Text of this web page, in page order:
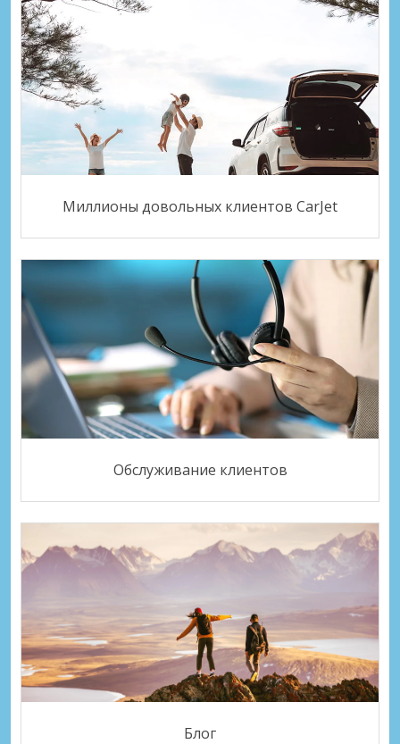
Миллионы довольных клиентов CarJet
Обслуживание клиентов
Блог